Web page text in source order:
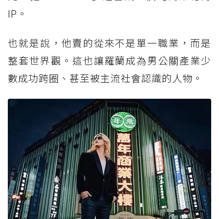
IP。
也就是說，他賣的從來不是單一職業，而是
整套世界觀。這也讓羅蘭成為男公關產業少
數成功跨圈、甚至被主流社會認識的人物。